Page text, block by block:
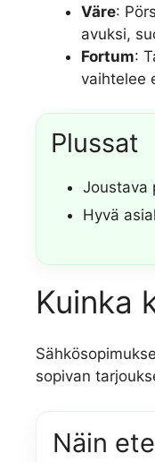
Väre:
avuksi,
Fortum:
vaihtelee
Plussat
Joustava
Hyvä
Kuinka
sopivan
Näin